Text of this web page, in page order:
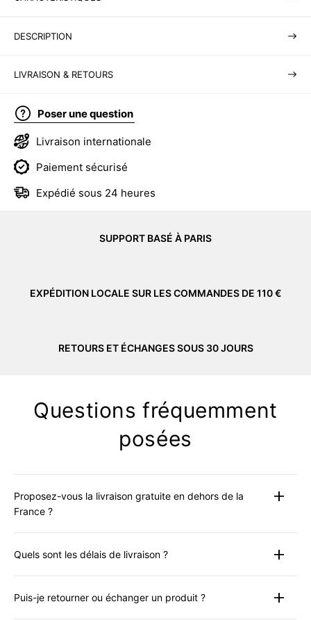
DESCRIPTION
LIVRAISON & RETOURS
Poser une question
Livraison internationale
Paiement sécurisé
Expédié sous 24 heures
SUPPORT BASÉ À PARIS
EXPÉDITION LOCALE SUR LES COMMANDES DE 110 €
RETOURS ET ÉCHANGES SOUS 30 JOURS
Questions fréquemment
posées
Proposez-vous la livraison gratuite en dehors de la
France ?
livraisons en France pour toute commande supérieure à
110 €. Pour tous les autres pays, des tarifs internationaux
compétitifs sont calculés automatiquement lors du
paiement.
Quels sont les délais de livraison ?
expédiées sous 24 heures.
Puis-je retourner ou échanger un produit ?